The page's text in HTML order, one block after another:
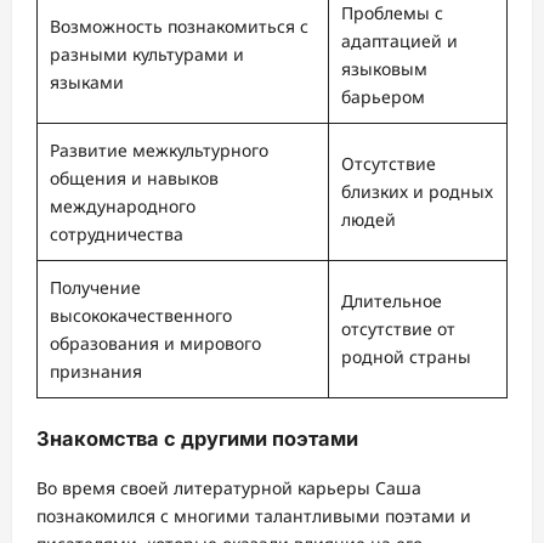
Возможность познакомиться с
разными культурами и
языками
Проблемы с
адаптацией и
языковым
барьером
Развитие межкультурного
общения и навыков
международного
сотрудничества
Отсутствие
близких и родных
людей
Получение
высококачественного
образования и мирового
признания
Длительное
отсутствие от
родной страны
Знакомства с другими поэтами
Во время своей литературной карьеры Саша
познакомился с многими талантливыми поэтами и